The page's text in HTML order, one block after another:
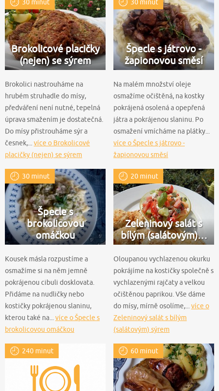
30 minut
Brokolicové placičky
(nejen) se sýrem
Brokolici nastrouháme na
hrubém struhadle do mísy,
předváření není nutné, tepelná
úprava smažením je dostatečná.
Do mísy přistrouháme sýr a
česnek,...více o Brokolicové
placičky (nejen) se sýrem
30 minut
Špecle s játrovo -
žapionovou směsí
Na malém množství oleje
osmažíme očištěná, na kostky
pokrájená osolená a opepřená
játra a pokrájenou slaninu. Po
osmažení vmícháme na plátky...
více o Špecle s játrovo -
žapionovou směsí
30 minut
Špecle s
brokolicovou
omáčkou
Kousek másla rozpustíme a
osmažíme si na něm jemně
pokrájenou cibuli dosklovata.
Přidáme na nudličky nebo
kostičky pokrájenou slaninu,
kterou také na... více o Špecle s
brokolicovou omáčkou
20 minut
Zeleninový salát s
bílým (salátovým)…
Oloupanou vychlazenou okurku
pokrájíme na kostičky společně s
vychlazenými rajčaty a velkou
očištěnou paprikou. Vše dáme
do mísy, mírně osolíme,... více o
Zeleninový salát s bílým
(salátovým) sýrem
240 minut 60 minut